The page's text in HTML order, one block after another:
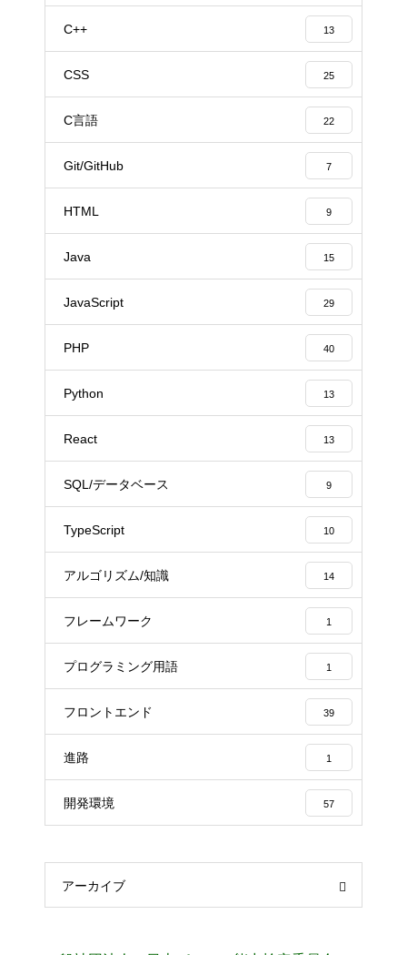
C++ 13
CSS 25
C言語 22
Git/GitHub 7
HTML 9
Java 15
JavaScript 29
PHP 40
Python 13
React 13
SQL/データベース 9
TypeScript 10
アルゴリズム/知識 14
フレームワーク 1
プログラミング用語 1
フロントエンド 39
進路 1
開発環境 57
アーカイブ